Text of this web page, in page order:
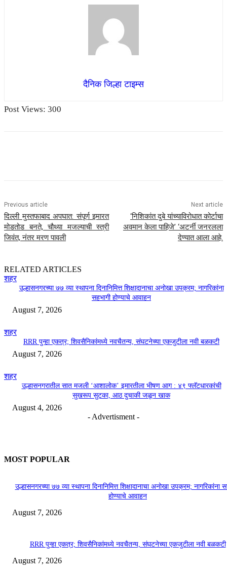
दैनिक जिल्हा टाइम्स
Post Views: 300
Previous article
दिल्ली मुस्तफाबाद अपघात: संपूर्ण इमारत
मोडतोड बनते, चौथ्या मजल्याची स्त्री
जिवंत, नंतर मरण पावली
Next article
‘निशिकांत दुबे यांच्याविरोधात कोर्टाचा
अवमान केला पाहिजे’ ‘अटर्नी जनरलला
देण्यात आला आहे.
RELATED ARTICLES
शहर
उल्हासनगरच्या ७७ व्या स्थापना दिनानिमित्त शिक्षादानाचा अनोखा उपक्रम; नागरिकांना
सहभागी होण्याचे आवाहन
August 7, 2026
शहर
RRR पुन्हा एकत्र; शिवसैनिकांमध्ये नवचैतन्य, संघटनेच्या एकजुटीला नवी बळकटी
August 7, 2026
शहर
उल्हासनगरातील सात मजली ‘आशालोक’ इमारतीला भीषण आग : ४९ फ्लॅटधारकांची
सुखरूप सुटका, आठ दुचाकी जळून खाक
August 4, 2026
- Advertisment -
MOST POPULAR
उल्हासनगरच्या ७७ व्या स्थापना दिनानिमित्त शिक्षादानाचा अनोखा उपक्रम; नागरिकांना
होण्याचे आवाहन
August 7, 2026
RRR पुन्हा एकत्र; शिवसैनिकांमध्ये नवचैतन्य, संघटनेच्या एकजुटीला नवी बळकटी
August 7, 2026